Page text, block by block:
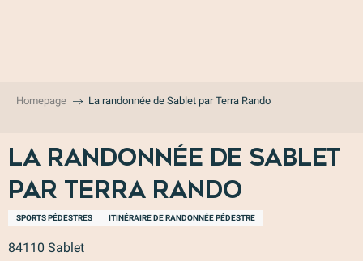
Homepage La randonnée de Sablet par Terra Rando
La randonnée de Sablet
par Terra Rando
SPORTS PÉDESTRES ITINÉRAIRE DE RANDONNÉE PÉDESTRE
84110 Sablet